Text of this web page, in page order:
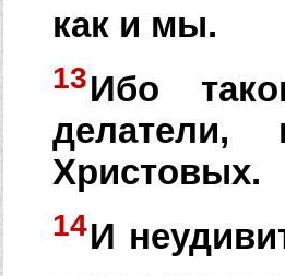
как и мы.
13Ибо
делатели,
Христовых.
14И